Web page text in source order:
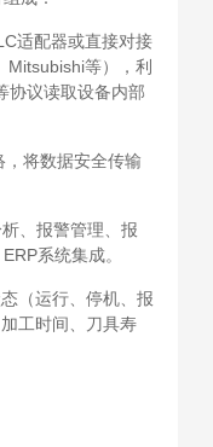
适配器或直接对接
Mitsubishi等），利
协议读取设备内部
将数据安全传输
、报警管理、报
系统集成。
（运行、停机、报
工时间、刀具寿